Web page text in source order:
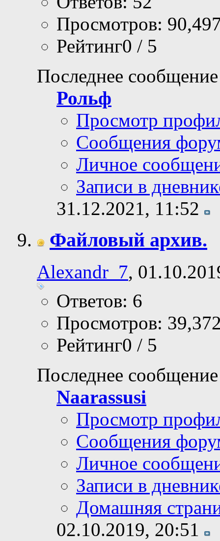
Просмотров:
Рейтинг0 / 5
Последнее
Рольф
Просмотр
Сообщения
Личное
Записи в
31.12.2021, 11:52
Файловый архив.
Alexandr_7,
Ответов: 6
Просмотров:
Рейтинг0 / 5
Последнее
Naarassusi
Просмотр
Сообщения
Личное
Записи в
Домашняя
02.10.2019, 20:51